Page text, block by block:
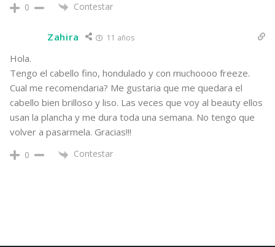
0 Contestar
Zahira 11 años
Hola.
Tengo el cabello fino, hondulado y con muchoooo freeze.
Cual me recomendaria? Me gustaria que me quedara el
cabello bien brilloso y liso. Las veces que voy al beauty ellos
usan la plancha y me dura toda una semana. No tengo que
volver a pasarmela. Gracias!!!
0 Contestar